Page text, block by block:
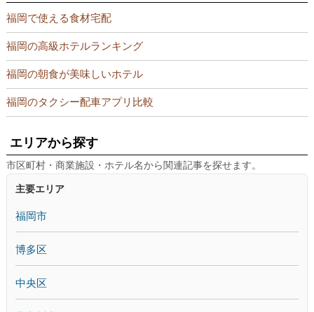
福岡で使える食材宅配
福岡の高級ホテルランキング
福岡の朝食が美味しいホテル
福岡のタクシー配車アプリ比較
エリアから探す
市区町村・商業施設・ホテル名から関連記事を探せます。
主要エリア
福岡市
博多区
中央区